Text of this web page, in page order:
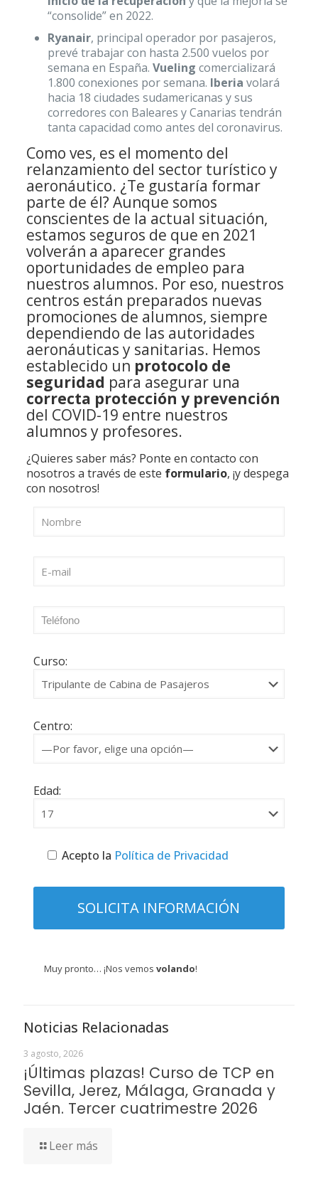
“consolide” en 2022.
Ryanair, principal operador por pasajeros,
prevé trabajar con hasta 2.500 vuelos por
semana en España. Vueling comercializará
1.800 conexiones por semana. Iberia volará
hacia 18 ciudades sudamericanas y sus
corredores con Baleares y Canarias tendrán
tanta capacidad como antes del coronavirus.
Como ves, es el momento del
relanzamiento del sector turístico y
aeronáutico. ¿Te gustaría formar
parte de él? Aunque somos
conscientes de la actual situación,
estamos seguros de que en 2021
volverán a aparecer grandes
oportunidades de empleo para
nuestros alumnos. Por eso, nuestros
centros están preparados nuevas
promociones de alumnos, siempre
dependiendo de las autoridades
aeronáuticas y sanitarias. Hemos
establecido un protocolo de
seguridad para asegurar una
correcta protección y prevención
del COVID-19 entre nuestros
alumnos y profesores.
¿Quieres saber más? Ponte en contacto con
nosotros a través de este formulario, ¡y despega
con nosotros!
Curso:
Centro:
Edad:
Acepto la Política de Privacidad
Muy pronto… ¡Nos vemos volando!
Noticias Relacionadas
3 agosto, 2026
¡Últimas plazas! Curso de TCP en
Sevilla, Jerez, Málaga, Granada y
Jaén. Tercer cuatrimestre 2026
Leer más